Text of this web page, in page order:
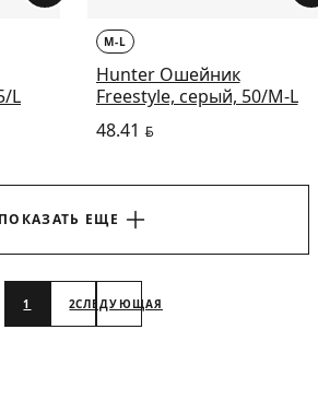
L
M-L
Hunter Ошейник
Freestyle, серый, 50/M-L
48.41 BYN
ПОКАЗАТЬ ЕЩЕ
1 2СЛЕДУЮЩАЯ